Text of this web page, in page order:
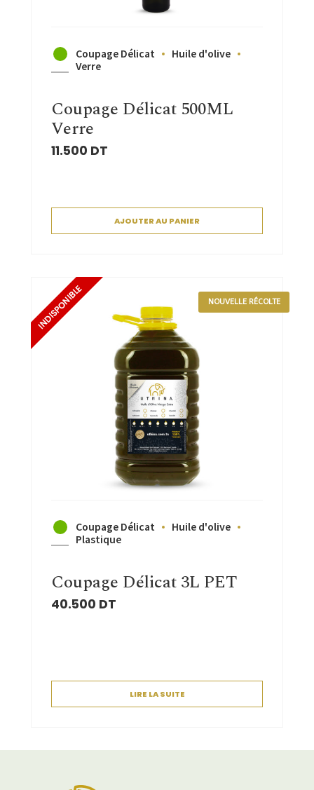
Coupage Délicat
Huile d'olive
Verre
Coupage Délicat 500ML
Verre
11.500 DT
AJOUTER AU PANIER
NOUVELLE RÉCOLTE
Coupage Délicat
Huile d'olive
Plastique
Coupage Délicat 3L PET
40.500 DT
LIRE LA SUITE